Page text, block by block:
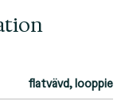
flatvävd, looppie